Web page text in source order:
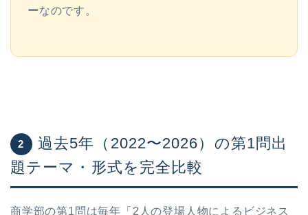
ーなのです。
2
過去5年（2022〜2026）の第1問出
題テーマ・形式を完全比較
商学部の第1問は毎年「2人の登場人物によるビジネス